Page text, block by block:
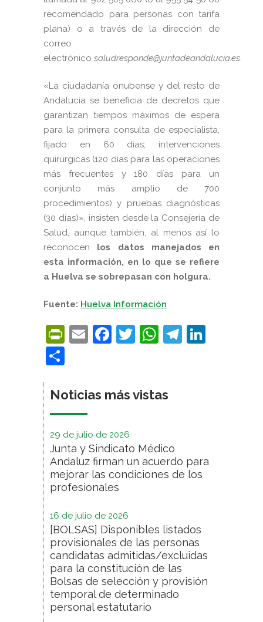
recomendado para personas con tarifa
plana) o a través de la dirección de
correo
electrónico saludresponde@juntadeandalucia.es.
«La ciudadanía onubense y del resto de
Andalucía se beneficia de decretos que
garantizan tiempos máximos de espera
para la primera consulta de especialista,
fijado en 60 días; intervenciones
quirúrgicas (120 días para las operaciones
más frecuentes y 180 días para un
conjunto más amplio de 700
procedimientos) y pruebas diagnósticas
(30 días)», insisten desde la Consejería de
Salud, aunque también, al menos así lo
reconocen los datos manejados en
esta información, en lo que se refiere
a Huelva se sobrepasan con holgura.
Fuente: Huelva Información
PrintFriendly
EmailFacebook
Twitter
WhatsApp
Noticias más vistas
29 de julio de 2026
Junta y Sindicato Médico
Andaluz firman un acuerdo para
mejorar las condiciones de los
profesionales
16 de julio de 2026
[BOLSAS] Disponibles listados
provisionales de las personas
candidatas admitidas/excluidas
para la constitución de las
Bolsas de selección y provisión
temporal de determinado
personal estatutario